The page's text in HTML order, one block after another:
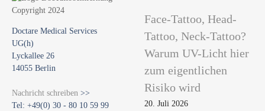
Doctare Medical Services
UG(h)
Lyckallee 26
14055 Berlin
Nachricht schreiben >>
Tel: +49(0) 30 - 80 10 59 99
Face-Tattoo, Head-
Tattoo, Neck-Tattoo?
Warum UV-Licht hier
zum eigentlichen
Risiko wird
20. Juli 2026